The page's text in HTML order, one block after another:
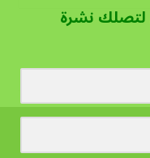
لتصلك نشرة